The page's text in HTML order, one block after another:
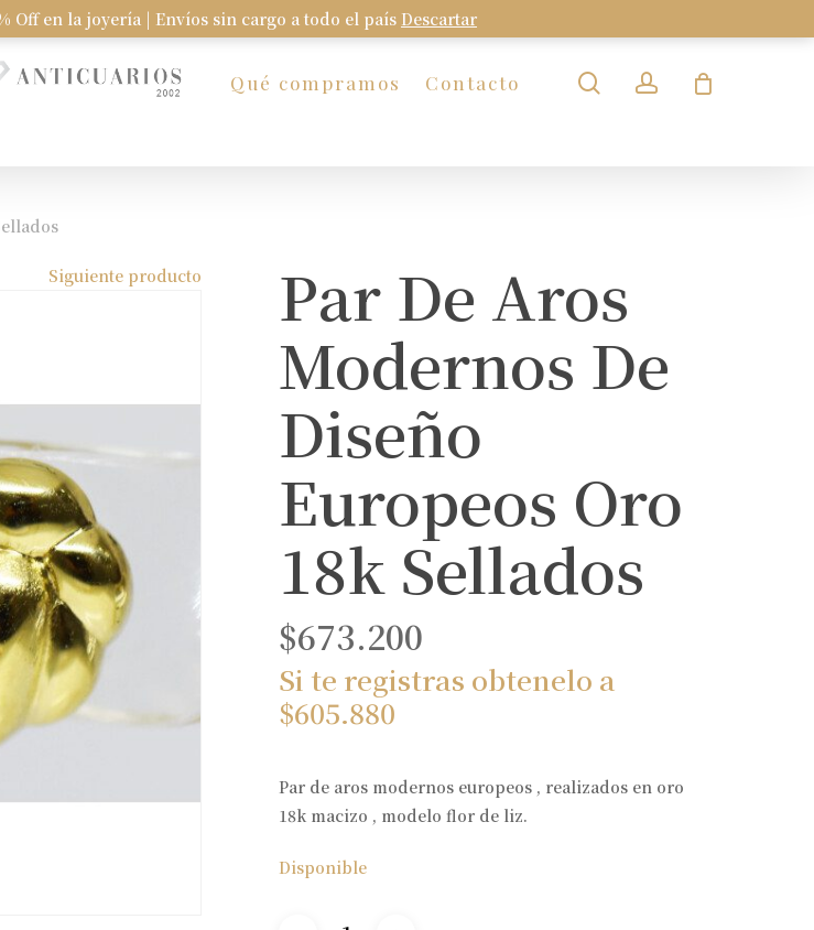
Off en la joyería | Envíos sin cargo a todo el país Descartar
Qué compramos Contacto searchaccount
Siguiente producto
Par De Aros
Modernos De
Diseño
Europeos Oro
18k Sellados
$673.200
Si te registras obtenelo a
$605.880
Par de aros modernos europeos , realizados en oro
18k macizo , modelo flor de liz.
Disponible